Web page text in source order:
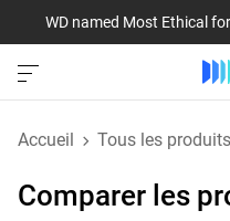
WD named Most Ethical
Accueil Tous les produits
Comparer les